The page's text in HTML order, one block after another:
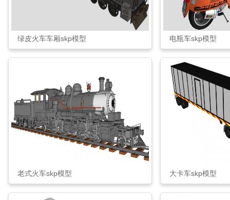
绿皮火车车厢skp模型 电瓶车skp模型
老式火车skp模型 大卡车skp模型